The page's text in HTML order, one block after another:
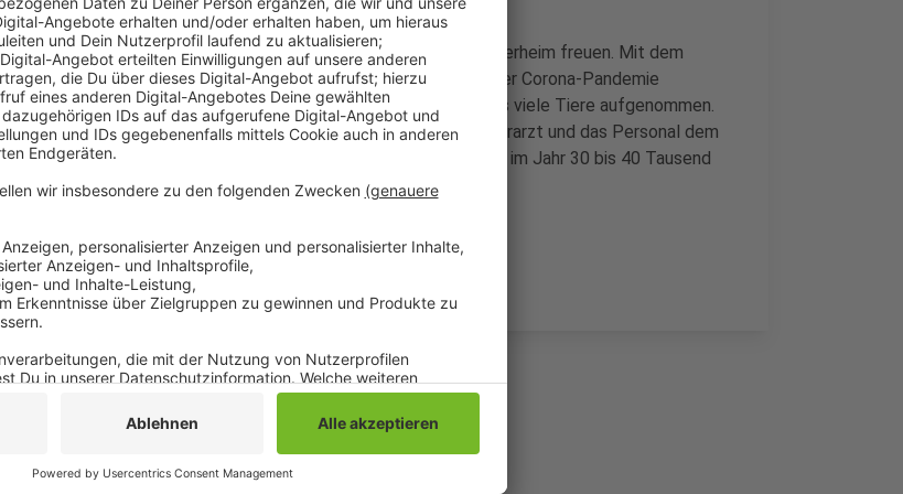
Über insgesamt 30.000 Euro darf sich das Mönchengladbacher Tierheim freuen. Mit dem
einmaligen Zuschuss sollen laut Stadt die Mehrkosten im Zuge der Corona-Pandemie
aufgefangen werden. Das Tierheim hatte in dieser Zeit besonders viele Tiere aufgenommen.
Zuletzt machten auch die steigenden Kosten fürs Futter, den Tierarzt und das Personal dem
Tierheim zu schaffen. Der Verein rechnete deshalb damit, dass er im Jahr 30 bis 40 Tausend
Euro mehr für den Betrieb des Tierheims zahlen muss.